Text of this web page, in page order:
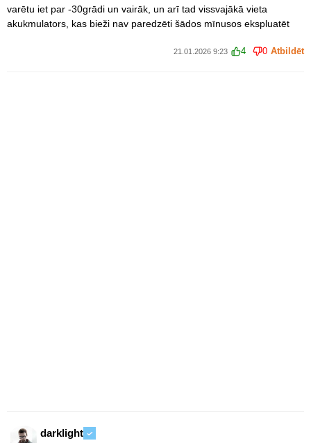
varētu iet par -30grādi un vairāk, un arī tad vissvajākā vieta
akukmulators, kas bieži nav paredzēti šādos mīnusos ekspluatēt
21.01.2026 9:23 4 0 Atbildēt
darklight